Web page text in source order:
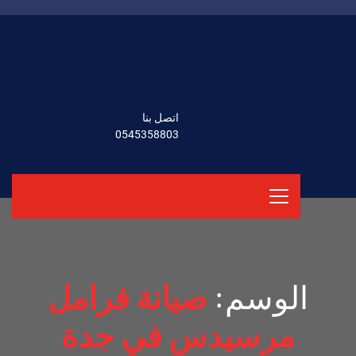
اتصل بنا
0545358803
الوسم: صيانة فرامل
مرسيدس في جدة